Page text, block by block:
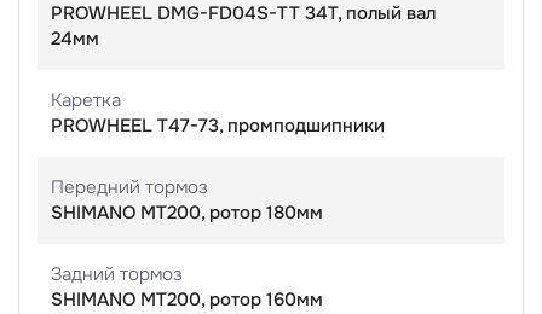
PROWHEEL DMG-FD04S-TT 34T, полый вал
24мм
Каретка
PROWHEEL T47-73, промподшипники
Передний тормоз
SHIMANO MT200, ротор 180мм
Задний тормоз
SHIMANO MT200, ротор 160мм